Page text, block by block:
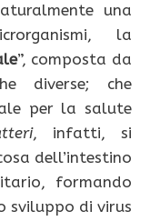
una
la
”, composta da
diverse; che
per la salute
, infatti, si
dell’intestino
formando
sviluppo di virus